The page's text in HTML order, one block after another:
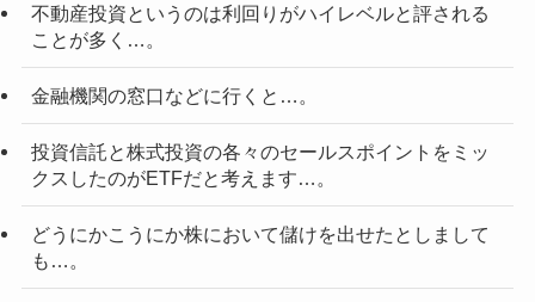
不動産投資というのは利回りがハイレベルと評される
ことが多く…。
金融機関の窓口などに行くと…。
投資信託と株式投資の各々のセールスポイントをミッ
クスしたのがETFだと考えます…。
どうにかこうにか株において儲けを出せたとしまして
も…。